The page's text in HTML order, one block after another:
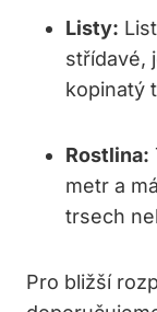
Listy:
střídavé,
kopinatý
Rostlina:
metr a
trsech
Pro bližší